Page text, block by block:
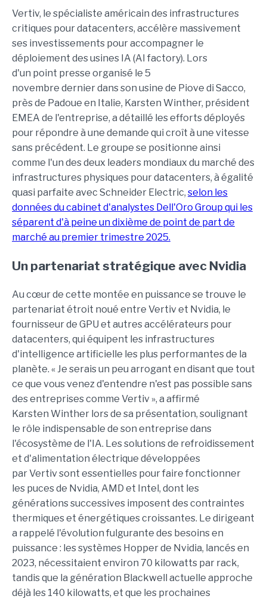
Vertiv, le spécialiste américain des infrastructures
critiques pour datacenters, accélère massivement
ses investissements pour accompagner le
déploiement des usines IA (AI factory). Lors
d'un point presse organisé le 5
novembre dernier dans son usine de Piove di Sacco,
près de Padoue en Italie, Karsten Winther, président
EMEA de l'entreprise, a détaillé les efforts déployés
pour répondre à une demande qui croît à une vitesse
sans précédent. Le groupe se positionne ainsi
comme l'un des deux leaders mondiaux du marché des
infrastructures physiques pour datacenters, à égalité
quasi parfaite avec Schneider Electric, selon les
données du cabinet d'analystes Dell'Oro Group qui les
séparent d'à peine un dixième de point de part de
marché au premier trimestre 2025.
Un partenariat stratégique avec Nvidia
Au cœur de cette montée en puissance se trouve le
partenariat étroit noué entre Vertiv et Nvidia, le
fournisseur de GPU et autres accélérateurs pour
datacenters, qui équipent les infrastructures
d'intelligence artificielle les plus performantes de la
planète. « Je serais un peu arrogant en disant que tout
ce que vous venez d'entendre n'est pas possible sans
des entreprises comme Vertiv », a affirmé
Karsten Winther lors de sa présentation, soulignant
le rôle indispensable de son entreprise dans
l'écosystème de l'IA. Les solutions de refroidissement
et d'alimentation électrique développées
par Vertiv sont essentielles pour faire fonctionner
les puces de Nvidia, AMD et Intel, dont les
générations successives imposent des contraintes
thermiques et énergétiques croissantes. Le dirigeant
a rappelé l'évolution fulgurante des besoins en
puissance : les systèmes Hopper de Nvidia, lancés en
2023, nécessitaient environ 70 kilowatts par rack,
tandis que la génération Blackwell actuelle approche
déjà les 140 kilowatts, et que les prochaines